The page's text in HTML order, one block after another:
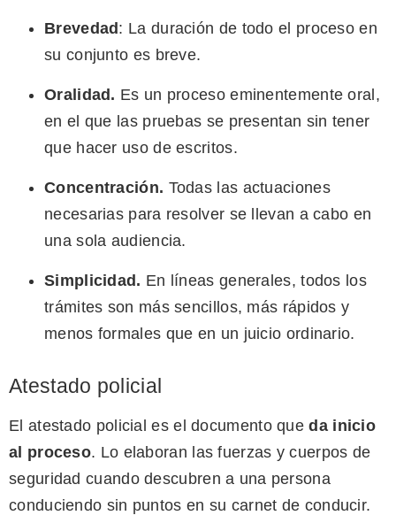
Brevedad: La duración de todo el proceso en
su conjunto es breve.
Oralidad. Es un proceso eminentemente oral,
en el que las pruebas se presentan sin tener
que hacer uso de escritos.
Concentración. Todas las actuaciones
necesarias para resolver se llevan a cabo en
una sola audiencia.
Simplicidad. En líneas generales, todos los
trámites son más sencillos, más rápidos y
menos formales que en un juicio ordinario.
Atestado policial
El atestado policial es el documento queda inicio
al proceso. Lo elaboran las fuerzas y cuerpos de
seguridad cuando descubren a una persona
conduciendo sin puntos en su carnet de conducir.